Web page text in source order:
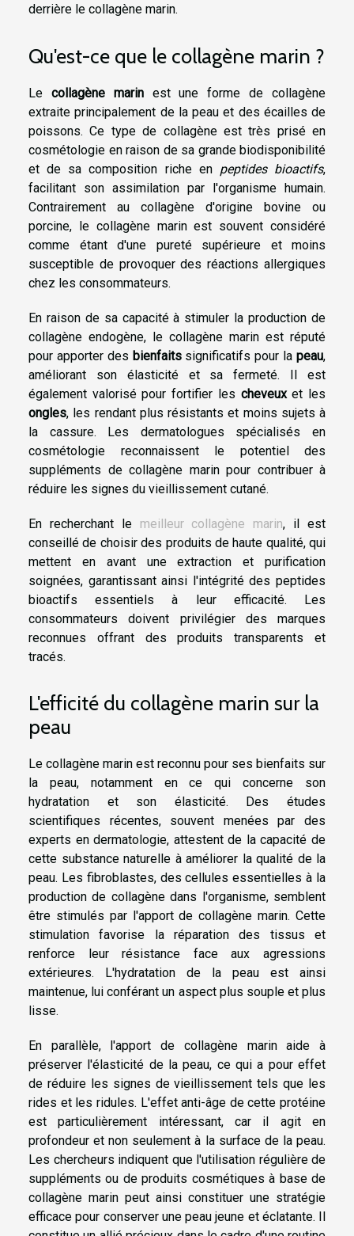
derrière le collagène marin.
Qu'est-ce que le collagène marin ?
Le collagène marinest une forme de collagène
extraite principalement de la peau et des écailles de
poissons. Ce type de collagène est très prisé en
cosmétologie en raison de sa grande biodisponibilité
et de sa composition riche en peptides bioactifs,
facilitant son assimilation par l'organisme humain.
Contrairement au collagène d'origine bovine ou
porcine, le collagène marin est souvent considéré
comme étant d'une pureté supérieure et moins
susceptible de provoquer des réactions allergiques
chez les consommateurs.
En raison de sa capacité à stimuler la production de
collagène endogène, le collagène marin est réputé
pour apporter des bienfaitssignificatifs pour lapeau,
améliorant son élasticité et sa fermeté. Il est
également valorisé pour fortifier les cheveuxet les
ongles, les rendant plus résistants et moins sujets à
la cassure. Les dermatologues spécialisés en
cosmétologie reconnaissent le potentiel des
suppléments de collagène marin pour contribuer à
réduire les signes du vieillissement cutané.
En recherchant le meilleur collagène marin, il est
conseillé de choisir des produits de haute qualité, qui
mettent en avant une extraction et purification
soignées, garantissant ainsi l'intégrité des peptides
bioactifs essentiels à leur efficacité. Les
consommateurs doivent privilégier des marques
reconnues offrant des produits transparents et
tracés.
L'efficité du collagène marin sur la
peau
Le collagène marin est reconnu pour ses bienfaits sur
la peau, notamment en ce qui concerne son
hydratation et son élasticité. Des études
scientifiques récentes, souvent menées par des
experts en dermatologie, attestent de la capacité de
cette substance naturelle à améliorer la qualité de la
peau. Les fibroblastes, des cellules essentielles à la
production de collagène dans l'organisme, semblent
être stimulés par l'apport de collagène marin. Cette
stimulation favorise la réparation des tissus et
renforce leur résistance face aux agressions
extérieures. L'hydratation de la peau est ainsi
maintenue, lui conférant un aspect plus souple et plus
lisse.
En parallèle, l'apport de collagène marin aide à
préserver l'élasticité de la peau, ce qui a pour effet
de réduire les signes de vieillissement tels que les
rides et les ridules. L'effet anti-âge de cette protéine
est particulièrement intéressant, car il agit en
profondeur et non seulement à la surface de la peau.
Les chercheurs indiquent que l'utilisation régulière de
suppléments ou de produits cosmétiques à base de
collagène marin peut ainsi constituer une stratégie
efficace pour conserver une peau jeune et éclatante. Il